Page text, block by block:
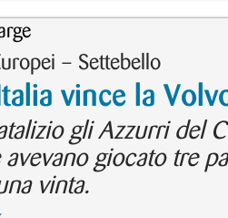
– Settebello
vince la
gli Azzurri del
avevano giocato tre
vinta.